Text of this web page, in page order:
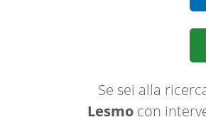
Se sei alla
Lesmocon